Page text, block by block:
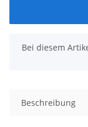
x
Bei diesem
Beschreibung